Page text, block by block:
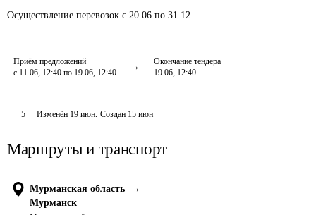
Осуществление перевозок с 20.06 по 31.12
Приём предложений
с 11.06, 12:40 по 19.06, 12:40
Окончание тендера
19.06, 12:40
5 Изменён 19 июн. Создан 15 июн
Маршруты и транспорт
Мурманская область
→
Мурманск